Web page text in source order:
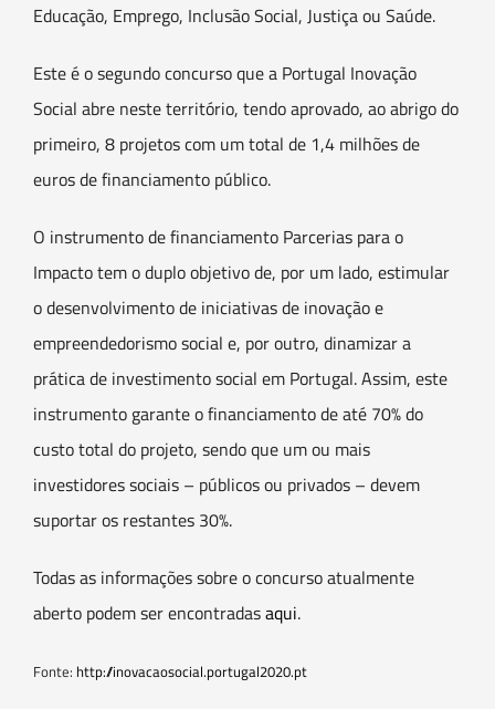
Educação, Emprego, Inclusão Social, Justiça ou Saúde.
Este é o segundo concurso que a Portugal Inovação
Social abre neste território, tendo aprovado, ao abrigo do
primeiro, 8 projetos com um total de 1,4 milhões de
euros de financiamento público.
O instrumento de financiamento Parcerias para o
Impacto tem o duplo objetivo de, por um lado, estimular
o desenvolvimento de iniciativas de inovação e
empreendedorismo social e, por outro, dinamizar a
prática de investimento social em Portugal. Assim, este
instrumento garante o financiamento de até 70% do
custo total do projeto, sendo que um ou mais
investidores sociais – públicos ou privados – devem
suportar os restantes 30%.
Todas as informações sobre o concurso atualmente
aberto podem ser encontradasaqui.
Fonte: http://inovacaosocial.portugal2020.pt